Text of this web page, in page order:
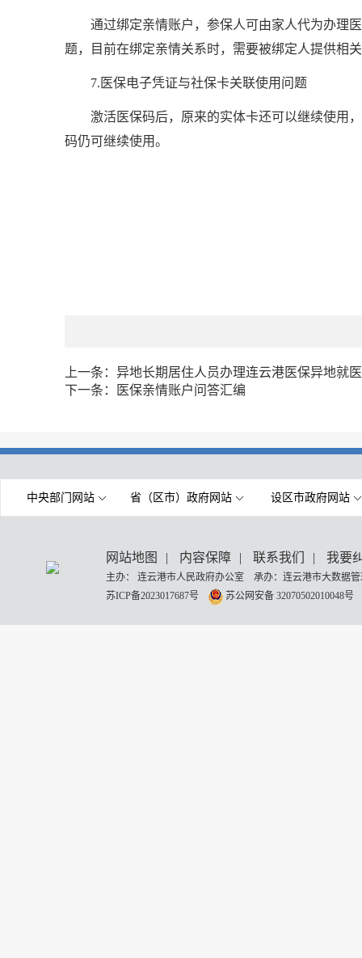
通过绑定亲情账户，参保人可由家人代为办理
题，目前在绑定亲情关系时，需要被绑定人提供相
7.医保电子凭证与社保卡关联使用问题
激活医保码后，原来的实体卡还可以继续使用
码仍可继续使用。
上一条： 异地长期居住人员办理连云港医保异地就
下一条：
医保亲情账户问答汇编
中央部门网站 省（区市）政府网站 设区市政府网站
网站地图 | 内容保障 | 联系我们 | 我要
主办： 连云港市人民政府办公室 承办：连云港市大数据
苏ICP备2023017687号
苏公网安备 32070502010048号